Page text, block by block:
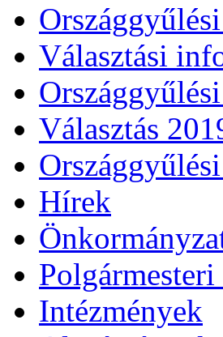
Választási
Választás
Hírek
Intézmények